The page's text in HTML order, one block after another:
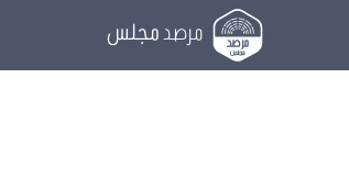
مرصد مجلس